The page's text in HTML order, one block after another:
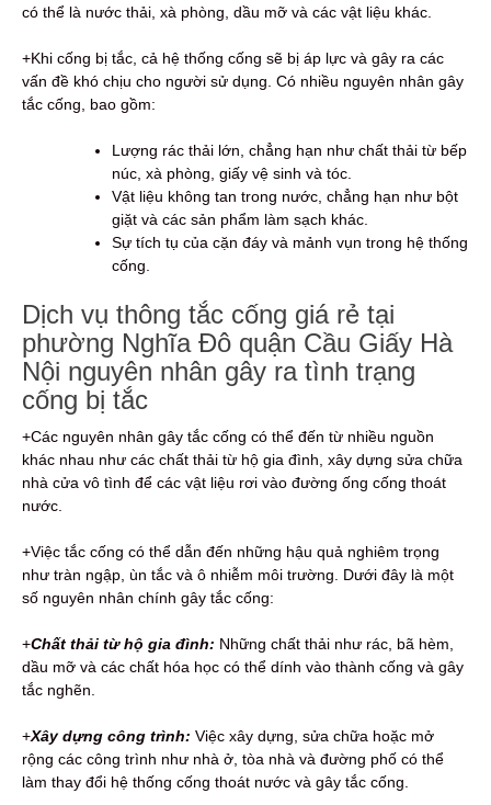
có thể là nước thải, xà phòng, dầu mỡ và các vật liệu khác.
+Khi cống bị tắc, cả hệ thống cống sẽ bị áp lực và gây ra các
vấn đề khó chịu cho người sử dụng. Có nhiều nguyên nhân gây
tắc cống, bao gồm:
Lượng rác thải lớn, chẳng hạn như chất thải từ bếp
núc, xà phòng, giấy vệ sinh và tóc.
Vật liệu không tan trong nước, chẳng hạn như bột
giặt và các sản phẩm làm sạch khác.
Sự tích tụ của cặn đáy và mảnh vụn trong hệ thống
cống.
Dịch vụ thông tắc cống giá rẻ tại
phường Nghĩa Đô quận Cầu Giấy Hà
Nội nguyên nhân gây ra tình trạng
cống bị tắc
+Các nguyên nhân gây tắc cống có thể đến từ nhiều nguồn
khác nhau như các chất thải từ hộ gia đình, xây dựng sửa chữa
nhà cửa vô tình để các vật liệu rơi vào đường ống cống thoát
nước.
+Việc tắc cống có thể dẫn đến những hậu quả nghiêm trọng
như tràn ngập, ùn tắc và ô nhiễm môi trường. Dưới đây là một
số nguyên nhân chính gây tắc cống:
+Chất thải từ hộ gia đình: Những chất thải như rác, bã hèm,
dầu mỡ và các chất hóa học có thể dính vào thành cống và gây
tắc nghẽn.
+Xây dựng công trình: Việc xây dựng, sửa chữa hoặc mở
rộng các công trình như nhà ở, tòa nhà và đường phố có thể
làm thay đổi hệ thống cống thoát nước và gây tắc cống.